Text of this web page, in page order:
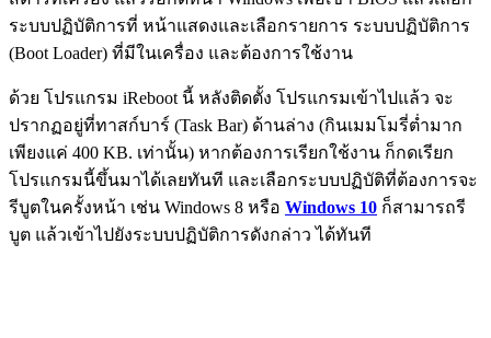
ระบบปฏิบัติการที่ หน้าแสดงและเลือกรายการ ระบบปฏิบัติการ
(Boot Loader) ที่มีในเครื่อง และต้องการใช้งาน
ด้วย โปรแกรม iReboot นี้ หลังติดตั้ง โปรแกรมเข้าไปแล้ว จะ
ปรากฏอยู่ที่ทาสก์บาร์ (Task Bar) ด้านล่าง (กินเมมโมรี่ต่ำมาก
เพียงแค่ 400 KB. เท่านั้น) หากต้องการเรียกใช้งาน ก็กดเรียก
โปรแกรมนี้ขึ้นมาได้เลยทันที และเลือกระบบปฏิบัติที่ต้องการจะ
รีบูตในครั้งหน้า เช่น Windows 8 หรือ Windows 10 ก็สามารถรี
บูต แล้วเข้าไปยังระบบปฏิบัติการดังกล่าว ได้ทันที